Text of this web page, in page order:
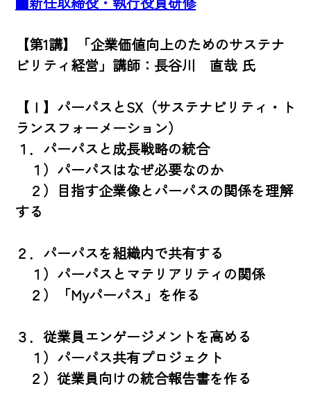
【第1講】「企業価値向上のためのサステナ
ビリティ経営」講師：長谷川　直哉 氏
【Ⅰ】パーパスとSX（サステナビリティ・ト
ランスフォーメーション）
１．パーパスと成長戦略の統合
１）パーパスはなぜ必要なのか
２）目指す企業像とパーパスの関係を理解
する
２．パーパスを組織内で共有する
１）パーパスとマテリアリティの関係
２）「Myパーパス」を作る
３．従業員エンゲージメントを高める
１）パーパス共有プロジェクト
２）従業員向けの統合報告書を作る